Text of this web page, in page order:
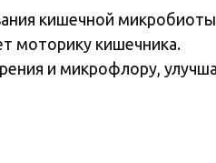
кишечной
моторику кишечника.
и микрофлору,